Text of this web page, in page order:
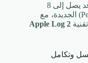
8
بفضل عدسة المنظار (Periscope Telephoto) الجديدة، مع
Apple Log 2
وتكامل